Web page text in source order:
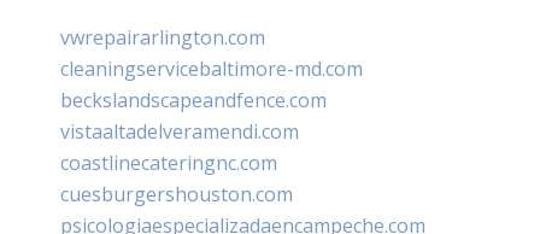
vwrepairarlington.com
cleaningservicebaltimore-md.com
beckslandscapeandfence.com
vistaaltadelveramendi.com
coastlinecateringnc.com
cuesburgershouston.com
psicologiaespecializadaencampeche.com